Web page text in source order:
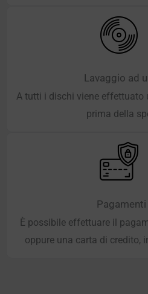
Lavaggio ad
A tutti i dischi viene effettuato
prima della
È possibile effettuare il
oppure una carta di credito,